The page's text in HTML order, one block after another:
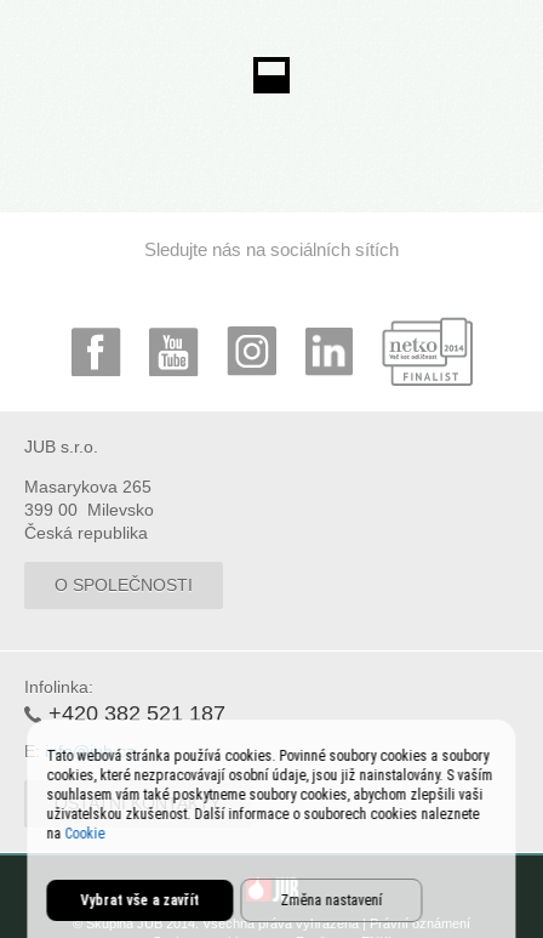
Sledujte nás na sociálních sítích
JUB s.r.o.
Masarykova 265
399 00 Milevsko
Česká republika
O SPOLEČNOSTI
Infolinka:
+420 382 521 187
E: info@jub.cz
OSTATNÍ KONTAKTY
© Skupina JUB 2014. Všechna práva vyhrazena |Právní oznámení
Tato webová stránka používá cookies. Povinné soubory cookies a soubory
cookies, které nezpracovávají osobní údaje, jsou již nainstalovány. S vaším
souhlasem vám také poskytneme soubory cookies, abychom zlepšili vaši
uživatelskou zkušenost. Další informace o souborech cookies naleznete
na Cookie
Změna nastavení
Vybrat vše a zavřít